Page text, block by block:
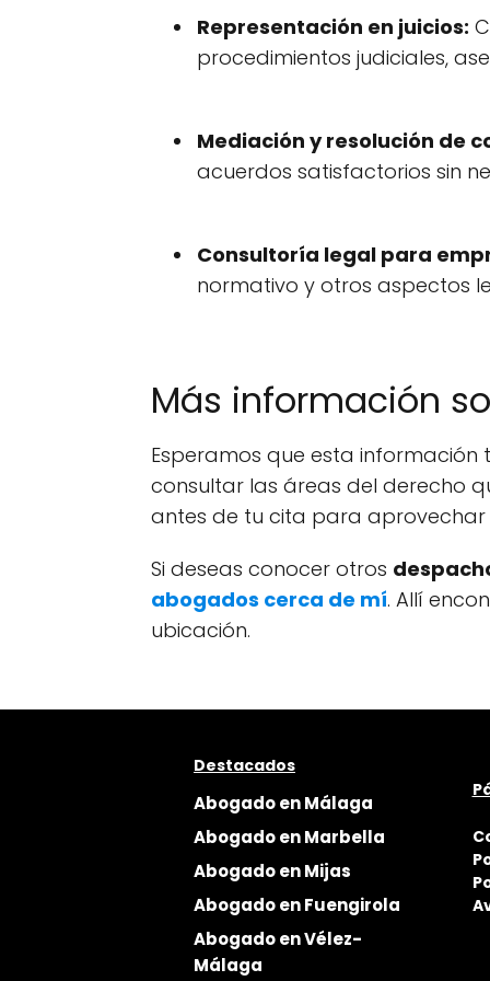
Representación en juicios:
procedimientos judiciales,
Mediación y resolución de
acuerdos satisfactorios sin
Consultoría legal para
normativo y otros aspectos
Más información
Esperamos que esta
consultar las áreas del derecho
antes de tu cita para aprovechar
Si deseas conocer otros
abogados cerca de mí. Allí
ubicación.
Destacados
Abogado en Málaga
Abogado en Marbella
Abogado en Mijas
Abogado en Fuengirola
Abogado en Vélez-
Málaga